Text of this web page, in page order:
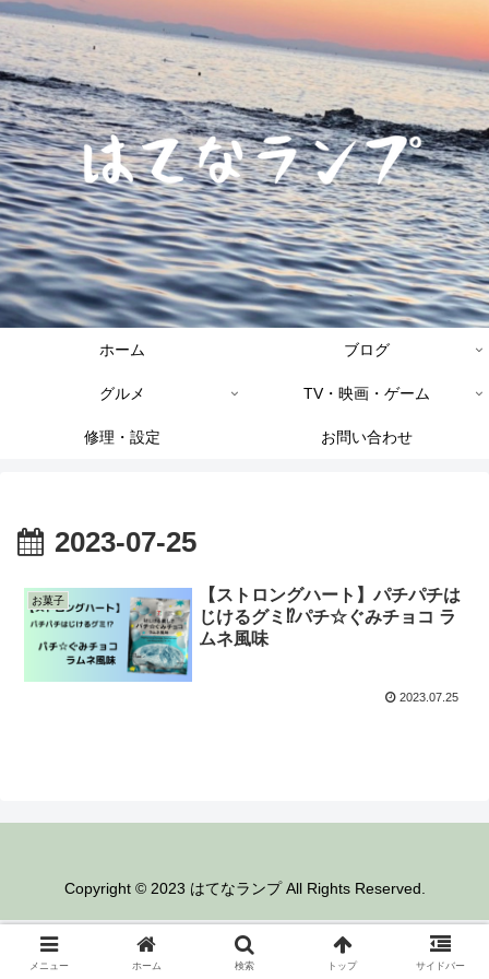
ホーム ブログ
グルメ TV・映画・ゲーム
修理・設定 お問い合わせ
2023-07-25
お菓子
【ストロングハート】パチパチは
じけるグミ⁉︎パチ☆ぐみチョコ ラ
ムネ風味
2023.07.25
Copyright © 2023 はてなランプ All Rights Reserved.
メニュー ホーム 検索 トップ サイドバー